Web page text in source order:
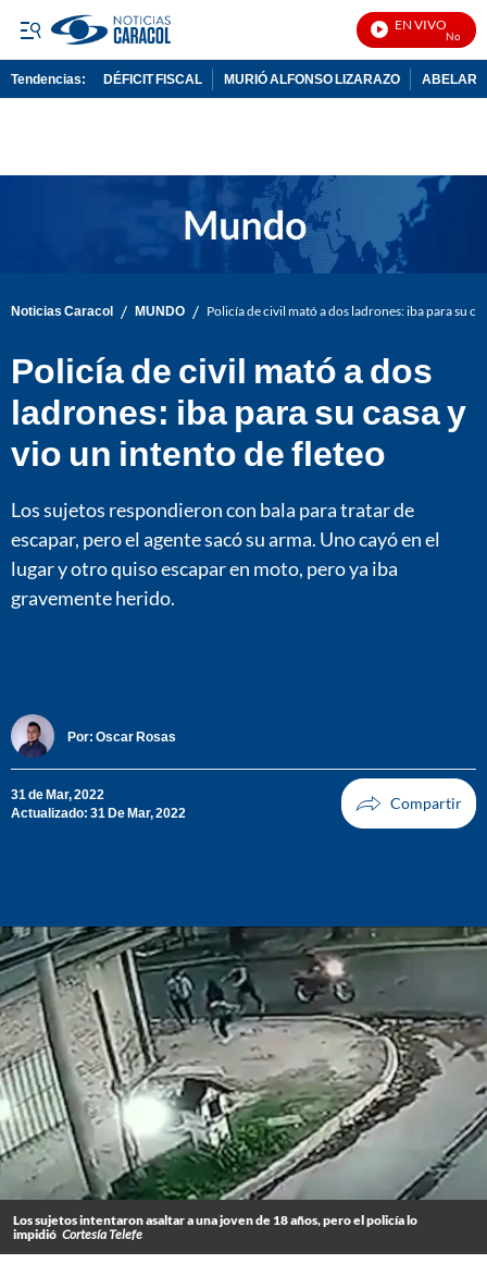
EN VIVO
Noticias
Tendencias: DÉFICIT FISCAL MURIÓ ALFONSO LIZARAZO
Noticias Caracol / MUNDO / Policía de civil mató a dos ladrones: iba para su
Policía de civil mató a dos
ladrones: iba para su casa y
vio un intento de fleteo
Los sujetos respondieron con bala para tratar de
escapar, pero el agente sacó su arma. Uno cayó en el
lugar y otro quiso escapar en moto, pero ya iba
gravemente herido.
Por: Oscar Rosas
31 de Mar, 2022
Actualizado: 31 De Mar, 2022
Los sujetos intentaron asaltar a una joven de 18 años, pero el policía lo
impidió Cortesía Telefe